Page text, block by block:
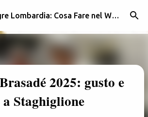
ai contenuti principali Eventi e Sagre Lombardia: Cosa Fare nel Weekend | Weekendidea
2025: gusto e
Staghiglione